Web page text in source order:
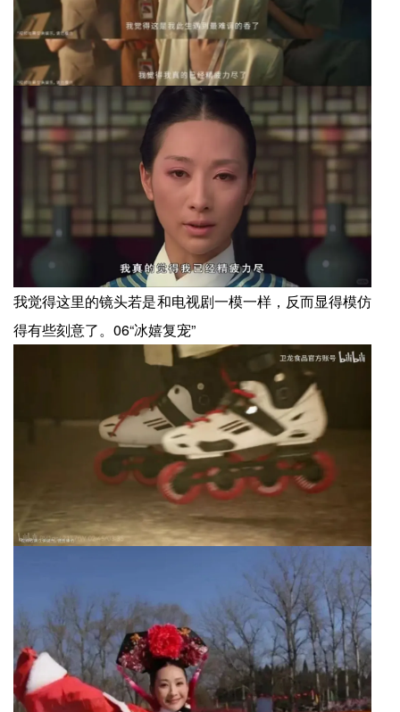
我觉得这里的镜头若是和电视剧一模一样，反而显得模仿
得有些刻意了。06“冰嬉复宠”